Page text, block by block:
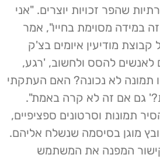
שהפר זכויות יוצרים. "אני
במידה מסוימת בחייו", אמר
קבוצת מודיעין איומים בצ'ק
לאנשים להסס ולחשוב, 'רגע,
תמונה לא נכונה? האם העתקתי
גם אם זה לא קרה באמת".
תמונות וסרטונים ספציפיים,
מוגן בסיסמה שנשלח אליהם.
המפנה את המשתמש